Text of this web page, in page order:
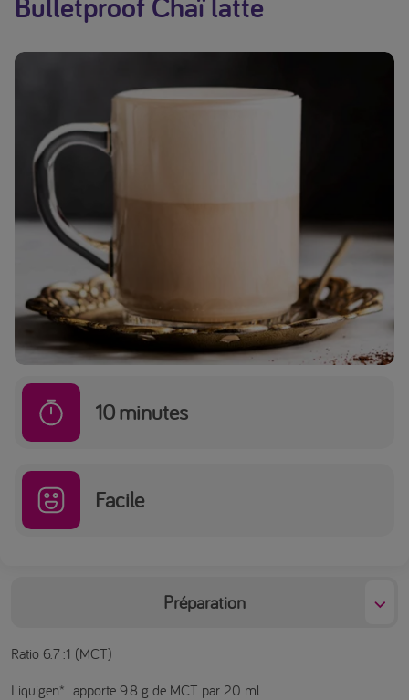
10minutes
Facile
Préparation
Ratio 6.7 :1 (MCT)
Liquigen* apporte 9.8 g de MCT par 20 ml.